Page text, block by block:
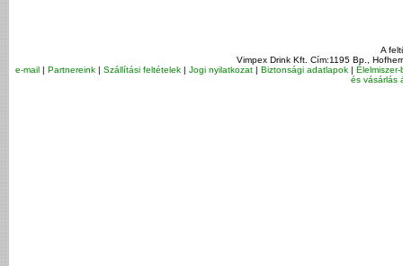
A
Vimpex Drink Kft. Cím:1195 Bp.,
e-mail| Partnereink| Szállítási feltételek| Jogi nyilatkozat| Biztonsági adatlapok|
és vásárlás